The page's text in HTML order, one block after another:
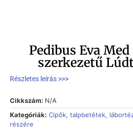
Pedibus Eva
szerkezetű
Részletes leírás >>>
Cikkszám: N/A
Kategóriák: Cipők, talpbetétek,
részére